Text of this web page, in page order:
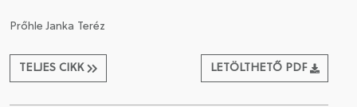
Prőhle Janka Teréz
TELJES CIKK LETÖLTHETŐ PDF